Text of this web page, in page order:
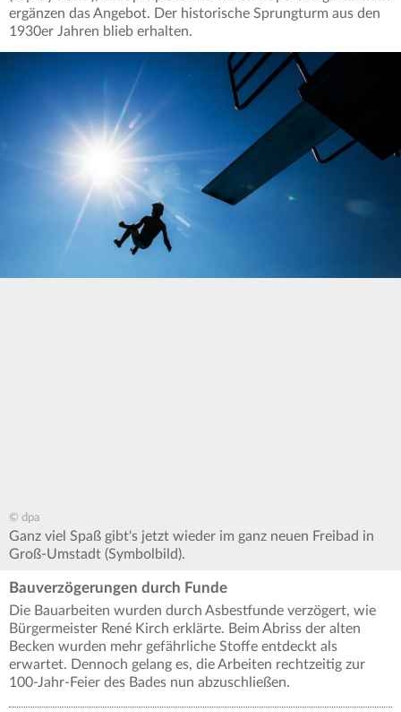
ergänzen das Angebot. Der historische Sprungturm aus den
1930er Jahren blieb erhalten.
© dpa
Ganz viel Spaß gibt's jetzt wieder im ganz neuen Freibad in
Groß-Umstadt (Symbolbild).
Bauverzögerungen durch Funde
Die Bauarbeiten wurden durch Asbestfunde verzögert, wie
Bürgermeister René Kirch erklärte. Beim Abriss der alten
Becken wurden mehr gefährliche Stoffe entdeckt als
erwartet. Dennoch gelang es, die Arbeiten rechtzeitig zur
100-Jahr-Feier des Bades nun abzuschließen.